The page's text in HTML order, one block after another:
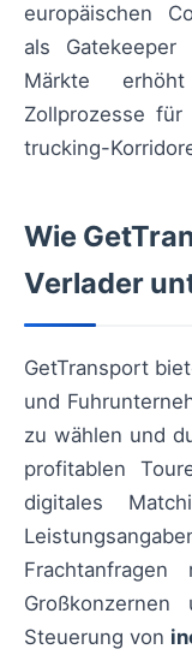
europäischen
als
Märkte
Zollprozesse für
trucking-
Wie
Verlader
GetTransport
und
zu wählen und
profitablen
digitales
Frachtanfragen
Steuerung von